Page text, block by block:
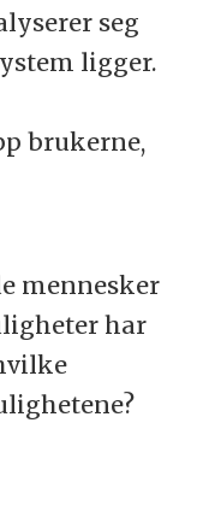
seg
ligger.
brukerne,
mennesker
har